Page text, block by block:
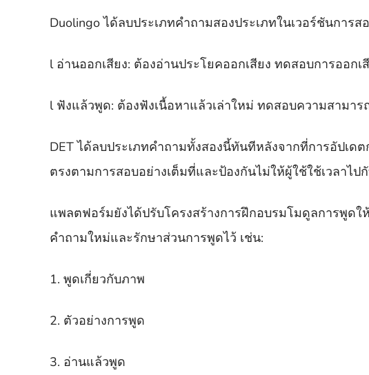
Duolingo ได้ลบประเภทคำถามสองประเภทในเวอร์ชันการส
l อ่านออกเสียง: ต้องอ่านประโยคออกเสียง ทดสอบการออกเ
l ฟังแล้วพูด: ต้องฟังเนื้อหาแล้วเล่าใหม่ ทดสอบความสามาร
DET ได้ลบประเภทคำถามทั้งสองนี้ทันทีหลังจากที่การอัปเ
ตรงตามการสอบอย่างเต็มที่และป้องกันไม่ให้ผู้ใช้ใช้เวลาไป
แพลตฟอร์มยังได้ปรับโครงสร้างการฝึกอบรมโมดูลการพูดใ
คำถามใหม่และรักษาส่วนการพูดไว้ เช่น:
1. พูดเกี่ยวกับภาพ
2. ตัวอย่างการพูด
3. อ่านแล้วพูด